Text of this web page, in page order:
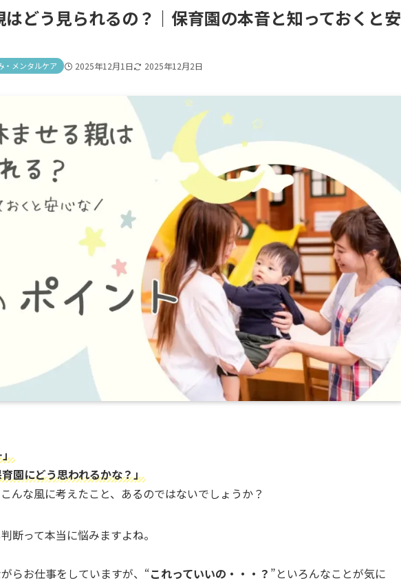
どう見られるの？｜保育園の本音と知っておくと安
・メンタルケア 2025年12月1日 2025年12月2日
園にどう思われるかな？」
んな風に考えたこと、あるのではないでしょうか？
断って本当に悩みますよね。
らお仕事をしていますが、“これっていいの・・・？ ”といろんなことが気に